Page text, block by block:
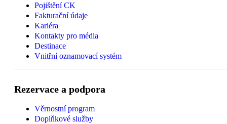
Pojištění CK
Fakturační údaje
Kariéra
Kontakty pro média
Destinace
Vnitřní oznamovací systém
Rezervace a podpora
Věrnostní program
Doplňkové služby